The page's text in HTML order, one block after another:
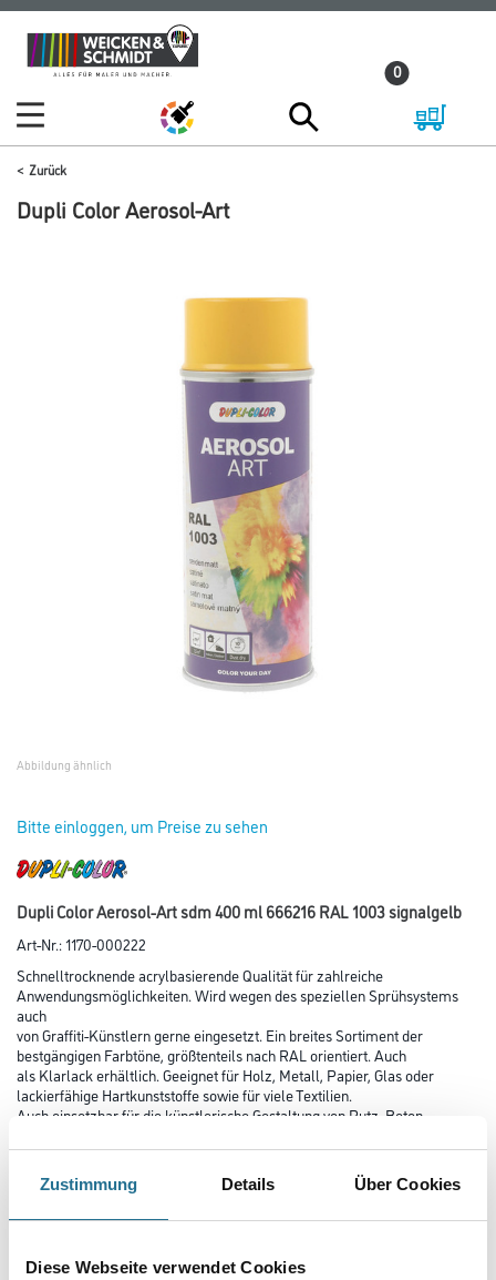
Zustimmung Details Über Cookies
Diese Webseite verwendet Cookies
Zum
Inhalt
Zum
Navigationsmenü
0
Zurück
Dupli Color Aerosol-Art
Abbildung ähnlich
Bitte einloggen, um Preise zu sehen
Dupli Color Aerosol-Art sdm 400 ml 666216 RAL 1003 signalgelb
Art-Nr.:1170-000222
Schnelltrocknende acrylbasierende Qualität für zahlreiche
Anwendungsmöglichkeiten. Wird wegen des speziellen Sprühsystems
auch
von Graffiti-Künstlern gerne eingesetzt. Ein breites Sortiment der
bestgängigen Farbtöne, größtenteils nach RAL orientiert. Auch
als Klarlack erhältlich. Geeignet für Holz, Metall, Papier, Glas oder
lackierfähige Hartkunststoffe sowie für viele Textilien.
Auch einsetzbar für die künstlerische Gestaltung von Putz, Beton,
Farbtonbezeichnung
Glanzgrad